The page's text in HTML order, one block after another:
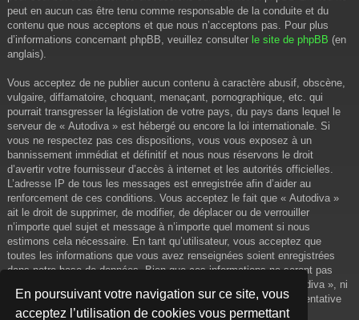
En poursuivant votre navigation sur ce site, vous
acceptez l’utilisation de cookies vous permettant
peut en aucun cas être tenu comme responsable de la conduite et du
contenu que nous acceptons et que nous n’acceptons pas. Pour plus
d’informations concernant phpBB, veuillez consulter le site de phpBB (en
anglais).
Vous acceptez de ne publier aucun contenu à caractère abusif, obscène,
vulgaire, diffamatoire, choquant, menaçant, pornographique, etc. qui
pourrait transgresser la législation de votre pays, du pays dans lequel le
serveur de « Autodiva » est hébergé ou encore la loi internationale. Si
vous ne respectez pas ces dispositions, vous vous exposez à un
bannissement immédiat et définitif et nous nous réservons le droit
d’avertir votre fournisseur d’accès à internet et les autorités officielles.
L’adresse IP de tous les messages est enregistrée afin d’aider au
renforcement de ces conditions. Vous acceptez le fait que « Autodiva »
ait le droit de supprimer, de modifier, de déplacer ou de verrouiller
n’importe quel sujet et message à n’importe quel moment si nous
estimons cela nécessaire. En tant qu’utilisateur, vous acceptez que
toutes les informations que vous avez renseignées soient enregistrées
dans notre base de données. Bien que ces informations ne seront pas
diffusées à une tierce partie sans votre consentement, ni « Autodiva », ni
phpBB, ne pourront être tenus comme responsables en cas de tentative
de piratage informatique visant à compromettre vos données.